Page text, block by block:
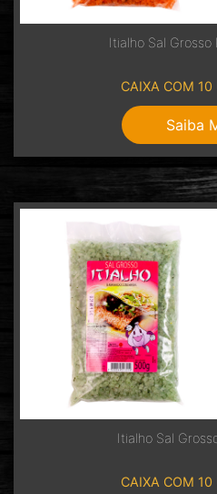
Itialho Sal
CAIXA COM 10
Saiba
Itialho Sal
CAIXA COM 10